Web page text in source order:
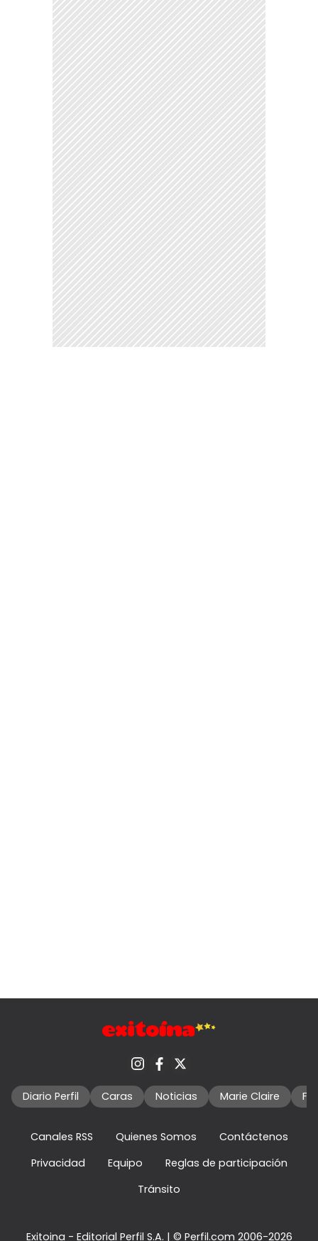
Diario Perfil Caras Noticias Marie Claire
Canales RSS Quienes Somos
Contáctenos
Privacidad
Equipo
Reglas de participación
Tránsito
Exitoina - Editorial Perfil S.A. | © Perfil.com 2006-2026